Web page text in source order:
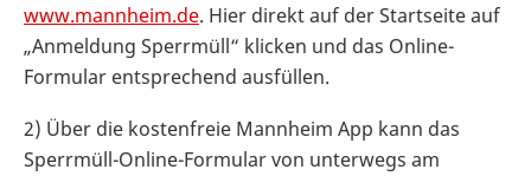
www.mannheim.de. Hier direkt auf der Startseite auf
„Anmeldung Sperrmüll“ klicken und das Online-
Formular entsprechend ausfüllen.
2) Über die kostenfreie Mannheim App kann das
Sperrmüll-Online-Formular von unterwegs am